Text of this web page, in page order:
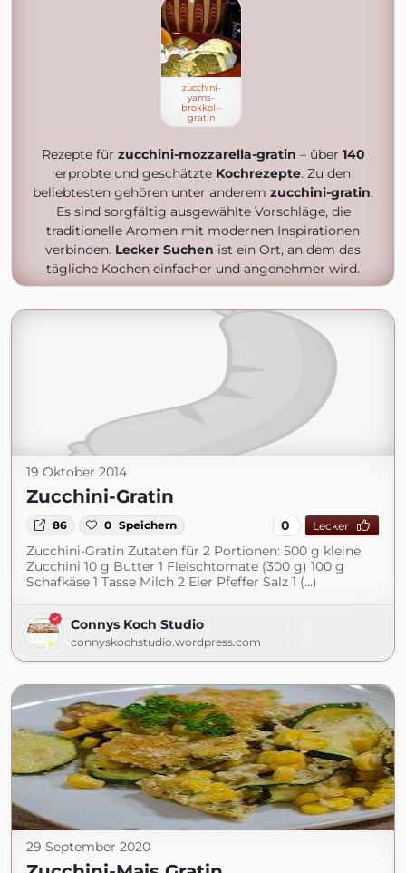
zucchini-
yams-
brokkoli-
gratin
Rezepte für zucchini-mozzarella-gratin – über 140
erprobte und geschätzte Kochrezepte. Zu den
beliebtesten gehören unter anderem zucchini-gratin.
Es sind sorgfältig ausgewählte Vorschläge, die
traditionelle Aromen mit modernen Inspirationen
verbinden. Lecker Suchen ist ein Ort, an dem das
tägliche Kochen einfacher und angenehmer wird.
19 Oktober 2014
Zucchini-Gratin
86 0 Speichern 0 Lecker
Zucchini-Gratin Zutaten für 2 Portionen: 500 g kleine
Zucchini 10 g Butter 1 Fleischtomate (300 g) 100 g
Schafkäse 1 Tasse Milch 2 Eier Pfeffer Salz 1 (...)
Connys Koch Studio
connyskochstudio.wordpress.com
29 September 2020